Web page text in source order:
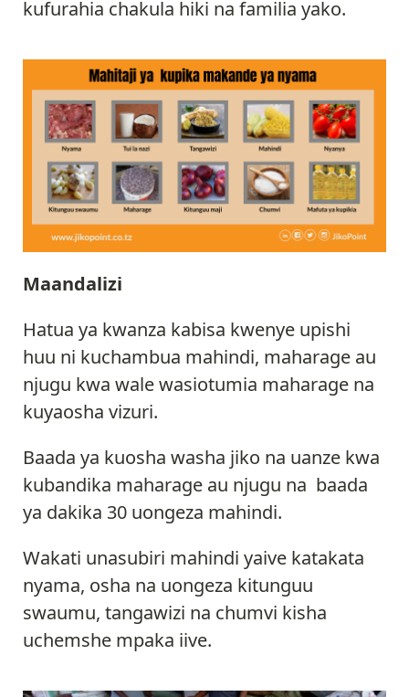
kufurahia chakula hiki na familia yako.
Maandalizi
Hatua ya kwanza kabisa kwenye upishi
huu ni kuchambua mahindi, maharage au
njugu kwa wale wasiotumia maharage na
kuyaosha vizuri.
Baada ya kuosha washa jiko na uanze kwa
kubandika maharage au njugu na baada
ya dakika 30 uongeza mahindi.
Wakati unasubiri mahindi yaive katakata
nyama, osha na uongeza kitunguu
swaumu, tangawizi na chumvi kisha
uchemshe mpaka iive.